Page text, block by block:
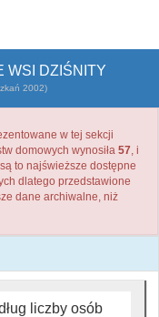
WSI DZIŚNITY
2002)
w tej sekcji
domowych wynosiła 57, i
to najświeższe dostępne
dlatego przedstawione
dane archiwalne, niż
liczby osób